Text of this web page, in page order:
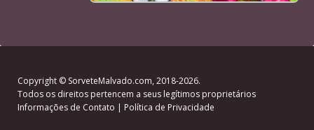
Copyright © SorveteMalvado.com, 2018-2026.
Todos os direitos pertencem a seus legítimos proprietários
Informações de Contato | Política de Privacidade